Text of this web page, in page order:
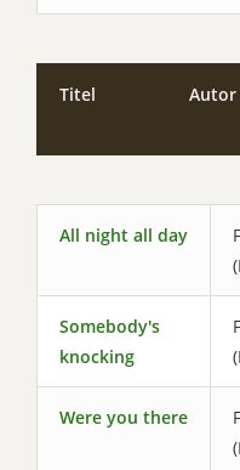
Titel Autor
All night all day
Somebody's
knocking
Were you there